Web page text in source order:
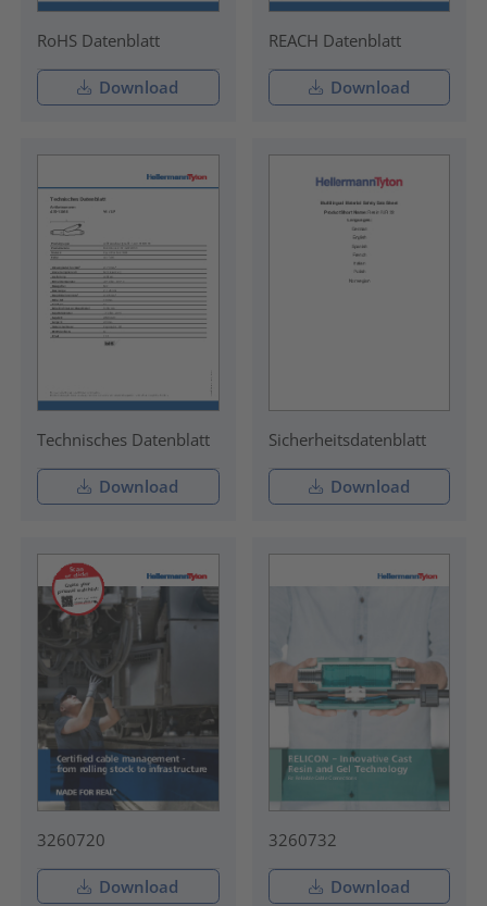
RoHS Datenblatt
Download
REACH Datenblatt
Download
Technisches Datenblatt
Download
Sicherheitsdatenblatt
Download
3260720
Download
3260732
Download